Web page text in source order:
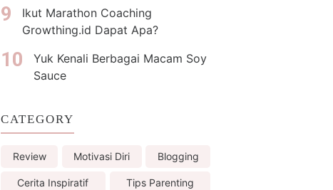
Ikut Marathon Coaching
Growthing.id Dapat Apa?
Yuk Kenali Berbagai Macam Soy
Sauce
CATEGORY
Review Motivasi Diri Blogging
Cerita Inspiratif Tips Parenting